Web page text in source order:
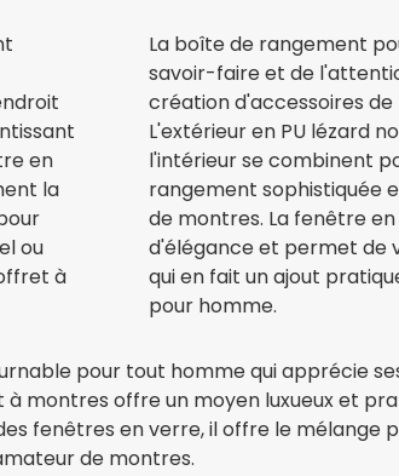
en
la
ou
à
La boîte de rangement
savoir-faire et de
création d'accessoires
L'extérieur en PU lézard
l'intérieur se combinent
rangement sophistiquée
de montres. La fenêtre
d'élégance et permet de
qui en fait un ajout
pour homme.
pour tout homme qui apprécie
montres offre un moyen luxueux et
fenêtres en verre, il offre le mélange
de montres.